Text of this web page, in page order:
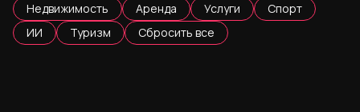
Недвижимость
Аренда Услуги
Спорт
ИИ
Туризм Сбросить все